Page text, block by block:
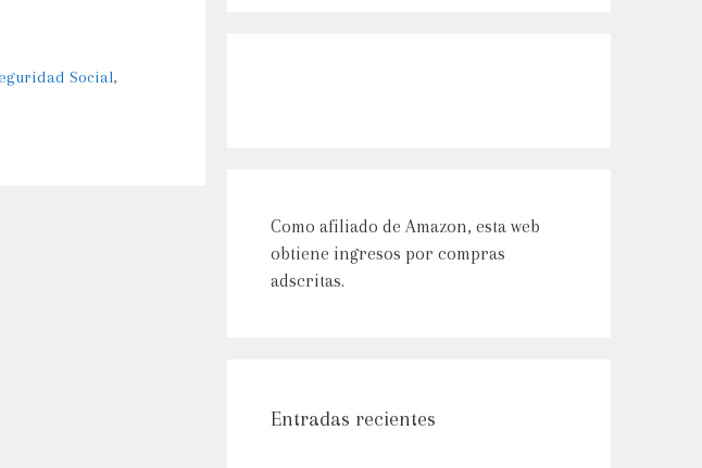
Social,
Como afiliado de Amazon, esta web
obtiene ingresos por compras
adscritas.
Entradas recientes